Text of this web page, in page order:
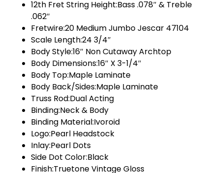
12th Fret String Height:Bass .078″ & Treble
.062″
Fretwire:20 Medium Jumbo Jescar 47104
Scale Length:24 3/4″
Body Style:16″ Non Cutaway Archtop
Body Dimensions:16″ X 3-1/4″
Body Top:Maple Laminate
Body Back/Sides:Maple Laminate
Truss Rod:Dual Acting
Binding:Neck & Body
Binding Material:Ivoroid
Logo:Pearl Headstock
Inlay:Pearl Dots
Side Dot Color:Black
Finish:Truetone Vintage Gloss